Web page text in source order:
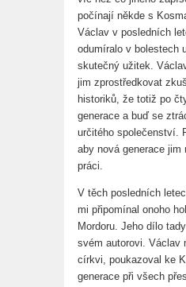
počínají někde s
Václav v posledních
odumíralo v bolestech
skutečný užitek.
jim zprostředkovat
historiků, že totiž po
generace a buď se
určitého společenství.
aby nová generace
práci.
V těch posledních
mi připomínal onoho
Mordoru. Jeho dílo
svém autorovi. Václav
církvi, poukazoval ke
generace při všech